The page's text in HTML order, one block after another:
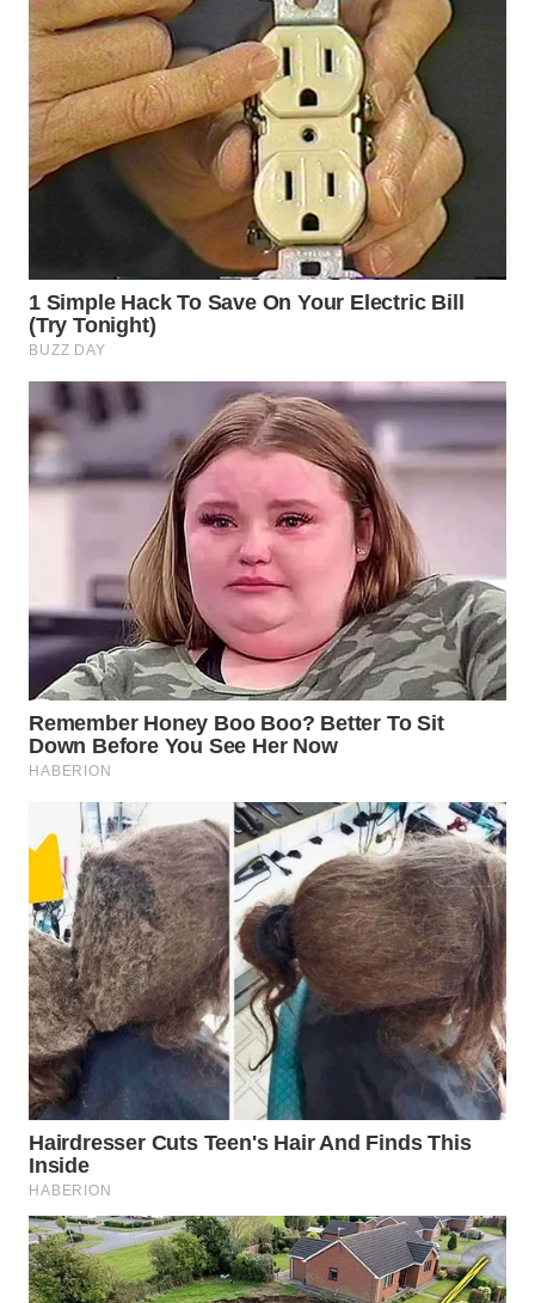
WN
SURABAYA
WN
NATUNA
WN
MANDALIKA
LIKUPANG
WN
LABUANBAJO
BORNEO
Wahana
Media
Group
WAHANA
NEWS
WAHANA
TANI
WAHANA
ADVOKAT
WAHANA
INFRASTRUKTUR
WAHANA
KONSUMEN
WAHANA
LISTRIK
WAHANA
TRAVEL